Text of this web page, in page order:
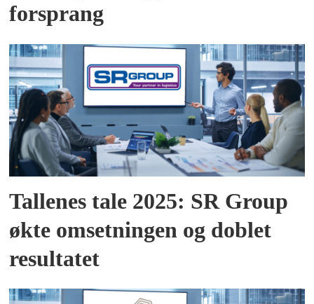
forsprang
Tallenes tale 2025: SR Group
økte omsetningen og doblet
resultatet